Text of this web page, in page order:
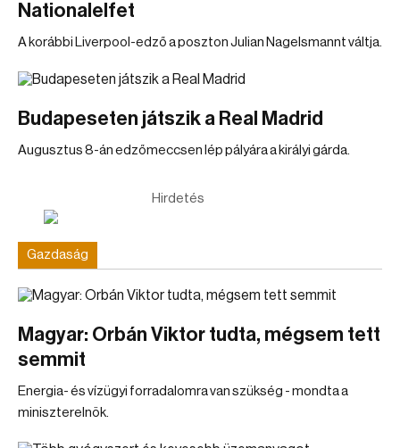
Nationalelfet
A korábbi Liverpool-edző a poszton Julian Nagelsmannt váltja.
Budapeseten játszik a Real Madrid
Augusztus 8-án edzőmeccsen lép pályára a királyi gárda.
Hirdetés
Gazdaság
Magyar: Orbán Viktor tudta, mégsem tett
semmit
Energia- és vízügyi forradalomra van szükség - mondta a
miniszterelnök.